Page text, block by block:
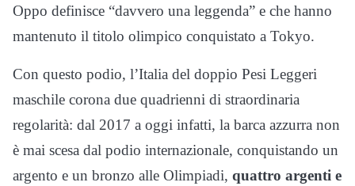
Oppo definisce “davvero una leggenda” e che hanno
mantenuto il titolo olimpico conquistato a Tokyo.
Con questo podio, l’Italia del doppio Pesi Leggeri
maschile corona due quadrienni di straordinaria
regolarità: dal 2017 a oggi infatti, la barca azzurra non
è mai scesa dal podio internazionale, conquistando un
argento e un bronzo alle Olimpiadi, quattro argenti e